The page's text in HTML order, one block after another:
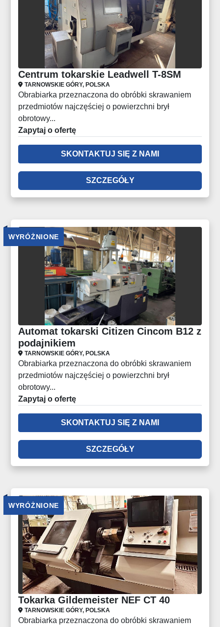
Centrum tokarskie Leadwell T-8SM
TARNOWSKIE GÓRY, POLSKA
Obrabiarka przeznaczona do obróbki skrawaniem
przedmiotów najczęściej o powierzchni brył
obrotowy...
Zapytaj o ofertę
SKONTAKTUJ SIĘ Z NAMI
SZCZEGÓŁY
WYRÓŻNIONE
Automat tokarski Citizen Cincom B12 z
podajnikiem
TARNOWSKIE GÓRY, POLSKA
Obrabiarka przeznaczona do obróbki skrawaniem
przedmiotów najczęściej o powierzchni brył
obrotowy...
Zapytaj o ofertę
SKONTAKTUJ SIĘ Z NAMI
SZCZEGÓŁY
WYRÓŻNIONE
Tokarka Gildemeister NEF CT 40
TARNOWSKIE GÓRY, POLSKA
Obrabiarka przeznaczona do obróbki skrawaniem